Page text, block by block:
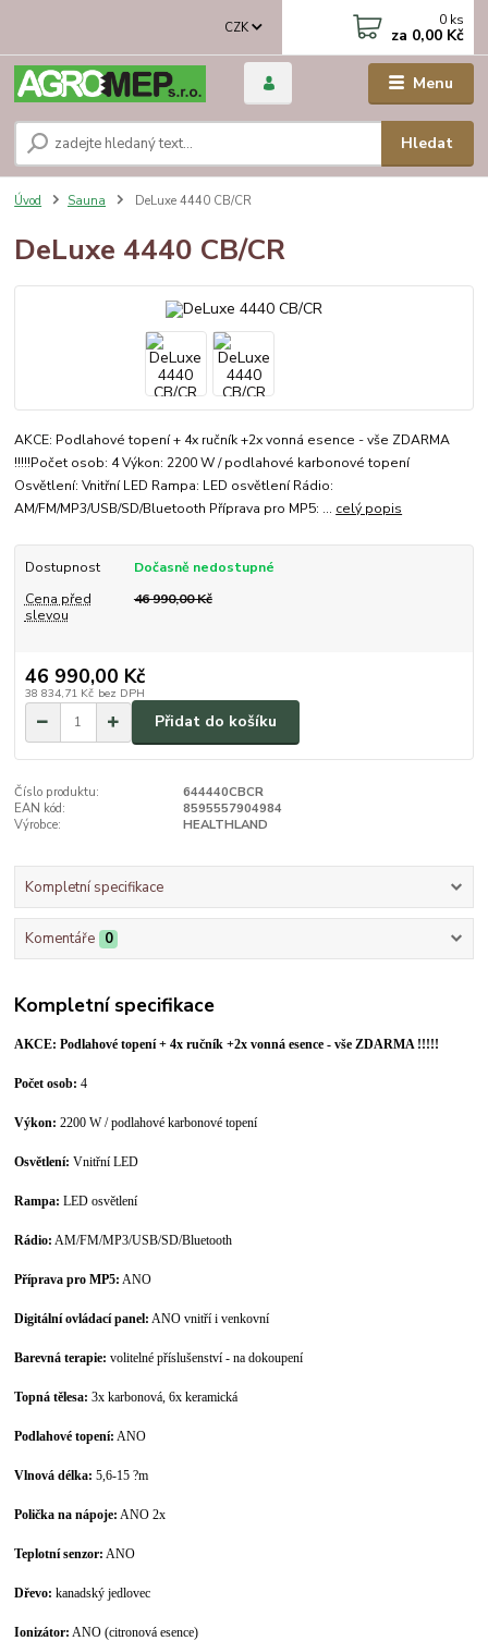
Menu
CZK
Hledat
0 ks
za 0,00 Kč
Úvod Sauna DeLuxe 4440 CB/CR
DeLuxe 4440 CB/CR
AKCE: Podlahové topení + 4x ručník +2x vonná esence - vše ZDARMA
!!!!!Počet osob: 4 Výkon: 2200 W / podlahové karbonové topení
Osvětlení: Vnitřní LED Rampa: LED osvětlení Rádio:
AM/FM/MP3/USB/SD/Bluetooth Příprava pro MP5: ... celý popis
Dostupnost
Dočasně nedostupné
Cena před
slevou
46 990,00 Kč
46 990,00 Kč
38 834,71 Kč bez DPH
Přidat do košíku
Číslo produktu:
644440CBCR
EAN kód:
8595557904984
Výrobce:
HEALTHLAND
Kompletní specifikace
Komentáře 0
Kompletní specifikace
AKCE: Podlahové topení + 4x ručník +2x vonná esence - vše ZDARMA !!!!!
Počet osob: 4
Výkon: 2200 W / podlahové karbonové topení
Osvětlení: Vnitřní LED
Rampa: LED osvětlení
Rádio: AM/FM/MP3/USB/SD/Bluetooth
Příprava pro MP5: ANO
Digitální ovládací panel: ANO vnitří i venkovní
Barevná terapie:volitelné příslušenství - na dokoupení
Topná tělesa: 3x karbonová, 6x keramická
Podlahové topení: ANO
Vlnová délka: 5,6-15 ?m
Polička na nápoje: ANO 2x
Teplotní senzor: ANO
Dřevo: kanadský jedlovec
Ionizátor: ANO (citronová esence)